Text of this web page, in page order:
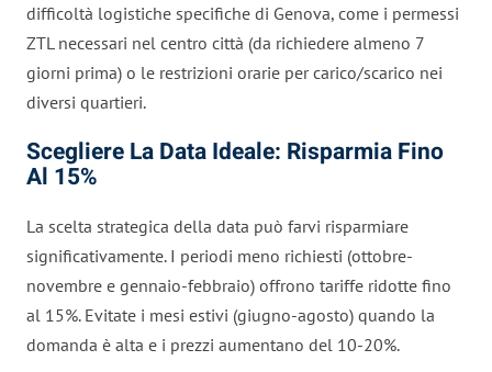
difficoltà logistiche specifiche di Genova, come i permessi
ZTL necessari nel centro città (da richiedere almeno 7
giorni prima) o le restrizioni orarie per carico/scarico nei
diversi quartieri.
Scegliere La Data Ideale: Risparmia Fino
Al 15%
La scelta strategica della data può farvi risparmiare
significativamente. I periodi meno richiesti (ottobre-
novembre e gennaio-febbraio) offrono tariffe ridotte fino
al 15%. Evitate i mesi estivi (giugno-agosto) quando la
domanda è alta e i prezzi aumentano del 10-20%.